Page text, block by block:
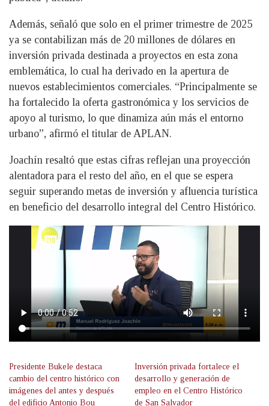
Además, señaló que solo en el primer trimestre de 2025
ya se contabilizan más de 20 millones de dólares en
inversión privada destinada a proyectos en esta zona
emblemática, lo cual ha derivado en la apertura de
nuevos establecimientos comerciales. “Principalmente se
ha fortalecido la oferta gastronómica y los servicios de
apoyo al turismo, lo que dinamiza aún más el entorno
urbano”, afirmó el titular de APLAN.
Joachín resaltó que estas cifras reflejan una proyección
alentadora para el resto del año, en el que se espera
seguir superando metas de inversión y afluencia turística
en beneficio del desarrollo integral del Centro Histórico.
Presidente Bukele destaca
cambio del centro histórico con
imágenes del antes y después
del edificio Antonio Bou
Inversión privada fortalece el
desarrollo y generación de
empleo en el Centro Histórico
de San Salvador